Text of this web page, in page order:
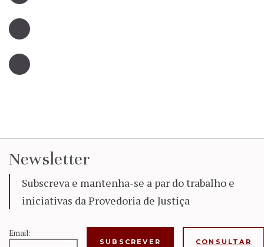
Newsletter
Subscreva e mantenha-se a par do trabalho e
iniciativas da Provedoria de Justiça
Email:
CONSULTAR